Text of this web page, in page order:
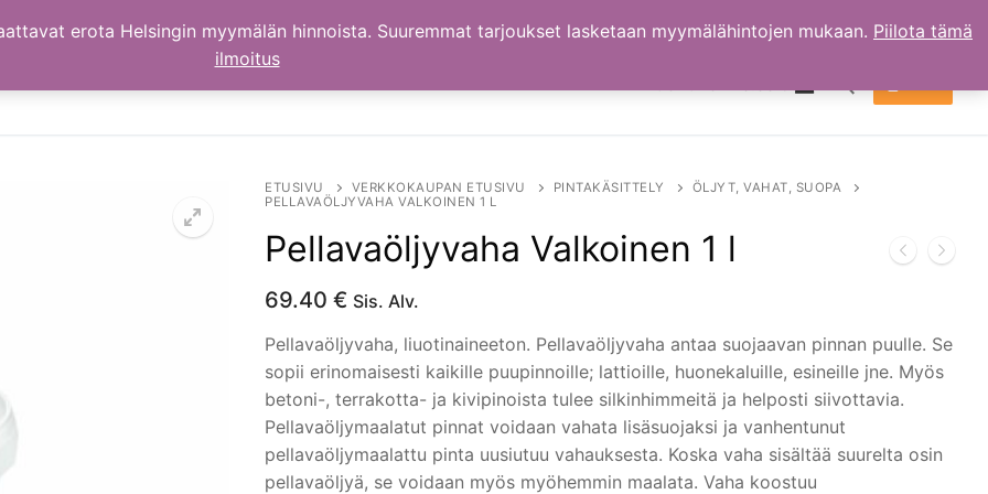
Hae:
ETUSIVU VERKKOKAUPAN ETUSIVU PINTAKÄSITTELY
ÖLJYT, VAHAT, SUOPA
PELLAVAÖLJYVAHA VALKOINEN 1 L
Pellavaöljyvaha Valkoinen 1 l
69.40 € Sis. Alv.
Pellavaöljyvaha, liuotinaineeton. Pellavaöljyvaha antaa suojaavan pinnan puulle. Se
sopii erinomaisesti kaikille puupinnoille; lattioille, huonekaluille, esineille jne. Myös
betoni-, terrakotta- ja kivipinoista tulee silkinhimmeitä ja helposti siivottavia.
Pellavaöljymaalatut pinnat voidaan vahata lisäsuojaksi ja vanhentunut
pellavaöljymaalattu pinta uusiutuu vahauksesta. Koska vaha sisältää suurelta osin
pellavaöljyä, se voidaan myös myöhemmin maalata. Vaha koostuu
erota Helsingin myymälän hinnoista. Suuremmat tarjoukset lasketaan myymälähintojen mukaan. Piilota tämä
ilmoitus